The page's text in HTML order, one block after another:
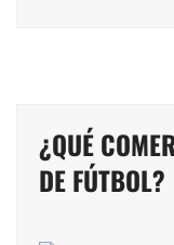
¿QUÉ
DE FÚTBOL?